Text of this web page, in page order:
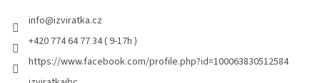
info@izviratka.cz
+420 774 64 77 34 ( 9-17h )
https://www.facebook.com/profile.php?id=100063830512584